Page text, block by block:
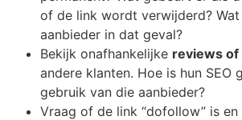
of de link wordt verwijderd?
aanbieder in dat geval?
Bekijk onafhankelijke reviews
andere klanten. Hoe is hun SEO
gebruik van die aanbieder?
Vraag of de link “dofollow” is